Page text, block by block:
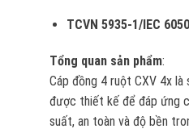
TCVN 5935-1/IEC
Tổng quan sản phẩm:
Cáp đồng 4 ruột CXV 4x
được thiết kế để đáp ứng
suất, an toàn và độ bền